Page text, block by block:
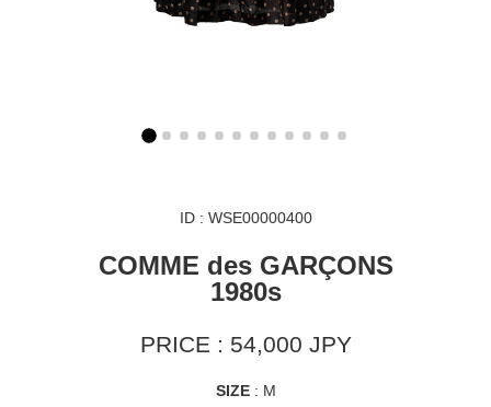
ID : WSE00000400
COMME des GARÇONS
1980s
PRICE : 54,000 JPY
SIZE: M